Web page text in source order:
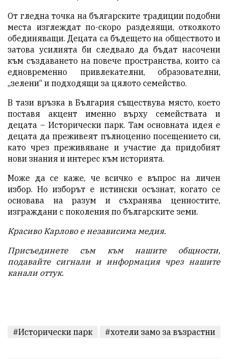
От гледна точка на българските традиции подобни
места изглеждат по-скоро разделящи, отколкото
обединяващи. Децата са бъдещето на обществото и
затова усилията би следвало да бъдат насочени
към създаването на повече пространства, които са
едновременно привлекателни, образователни,
„зелени“ и подходящи за цялото семейство.
В тази връзка в България съществува място, което
поставя акцент именно върху семействата и
децата – Исторически парк. Там основната идея е
децата да преживеят пълноценно посещението си,
като чрез преживяване и участие да придобият
нови знания и интерес към историята.
Може да се каже, че всичко е въпрос на личен
избор. Но изборът е истински осъзнат, когато се
основава на разум и съхранява ценностите,
изграждани с поколения по българските земи.
Красиво Карлово е независима медия.
Присъединете съм към нашите общности,
подавайте сигнали и информация чрез нашите
канали оттук.
#Исторически парк #хотели замо за възрастни